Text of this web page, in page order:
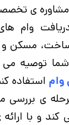
مشاوره ی
وام
ساخت، مسکن و
شما توصیه
وام استفاده
ی بررسی
کند و با